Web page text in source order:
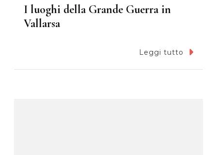
I luoghi della Grande Guerra in
Vallarsa
Leggi tutto